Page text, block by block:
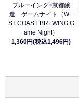
ブルーイング×京都醸
造 ゲームナイト（WE
ST COAST BREWING G
ame Night）
1,360円(税込1,496円)